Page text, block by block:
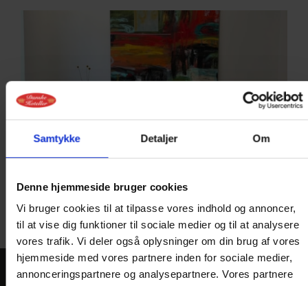
Samtykke Detaljer Om
Denne hjemmeside bruger cookies
Vi bruger cookies til at tilpasse vores indhold og annoncer,
til at vise dig funktioner til sociale medier og til at analysere
vores trafik. Vi deler også oplysninger om din brug af vores
hjemmeside med vores partnere inden for sociale medier,
annonceringspartnere og analysepartnere. Vores partnere